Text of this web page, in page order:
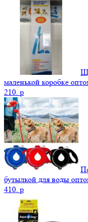
маленькой коробке
210. p
бутылкой для воды
410. p